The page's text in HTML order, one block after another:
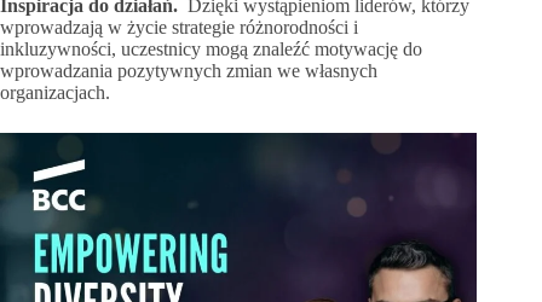
Inspiracja do działań. Dzięki wystąpieniom liderów, którzy
wprowadzają w życie strategie różnorodności i
inkluzywności, uczestnicy mogą znaleźć motywację do
wprowadzania pozytywnych zmian we własnych
organizacjach.